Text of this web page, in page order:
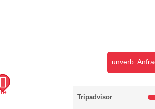
unverb.
Tripadvisor